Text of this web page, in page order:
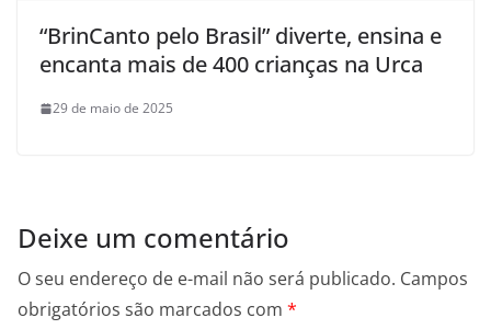
“BrinCanto pelo Brasil” diverte, ensina e
encanta mais de 400 crianças na Urca
29 de maio de 2025
Deixe um comentário
O seu endereço de e-mail não será publicado. Campos
obrigatórios são marcados com *